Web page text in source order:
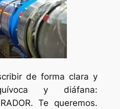
de forma clara y
y diáfana:
Te queremos.